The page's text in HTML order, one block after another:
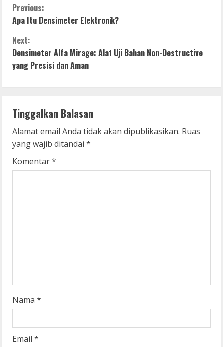
C
o
n
t
i
n
u
e
n
g
Previous:
Apa Itu Densimeter Elektronik?
Next:
Densimeter Alfa Mirage: Alat Uji Bahan Non-Destructive
yang Presisi dan Aman
Tinggalkan Balasan
Alamat email Anda tidak akan dipublikasikan. Ruas
yang wajib ditandai *
Komentar*
Nama *
Email *